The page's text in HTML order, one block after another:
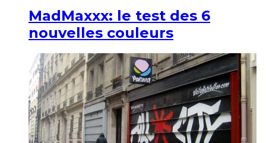
MadMaxxx: le test des 6
nouvelles couleurs